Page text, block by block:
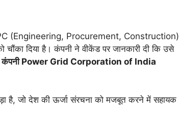
(Engineering, Procurement, Construction)
चौंका दिया है। कंपनी ने वीकेंड पर जानकारी दी कि उसे
कंपनी Power Grid Corporation of India
है, जो देश की ऊर्जा संरचना को मजबूत करने में सहायक